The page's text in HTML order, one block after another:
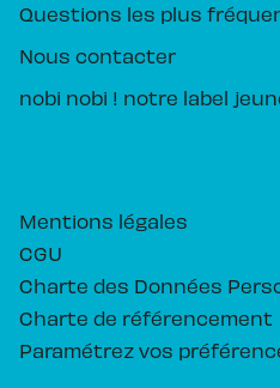
Questions les plus
Nous contacter
nobi nobi ! notre label
Mentions légales
CGU
Charte des Données
Charte de référencement
Paramétrez vos